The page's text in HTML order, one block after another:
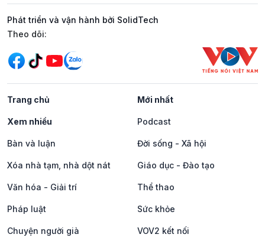
Phát triển và vận hành bởi SolidTech
Mạng xã hội
Theo dõi:
Trang chủ Mới nhất
Xem nhiều Podcast
Bàn và luận Đời sống - Xã hội
Xóa nhà tạm, nhà dột nát Giáo dục - Đào tạo
Văn hóa - Giải trí Thể thao
Pháp luật Sức khỏe
Chuyện người già VOV2 kết nối